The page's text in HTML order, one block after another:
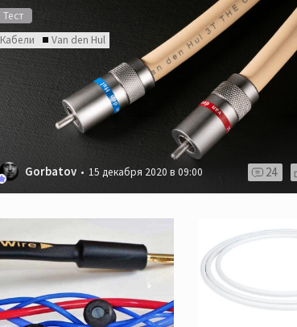
Тест
Кабели
Van den Hul
Gorbatov 15 декабря 2020 в 09:00 24